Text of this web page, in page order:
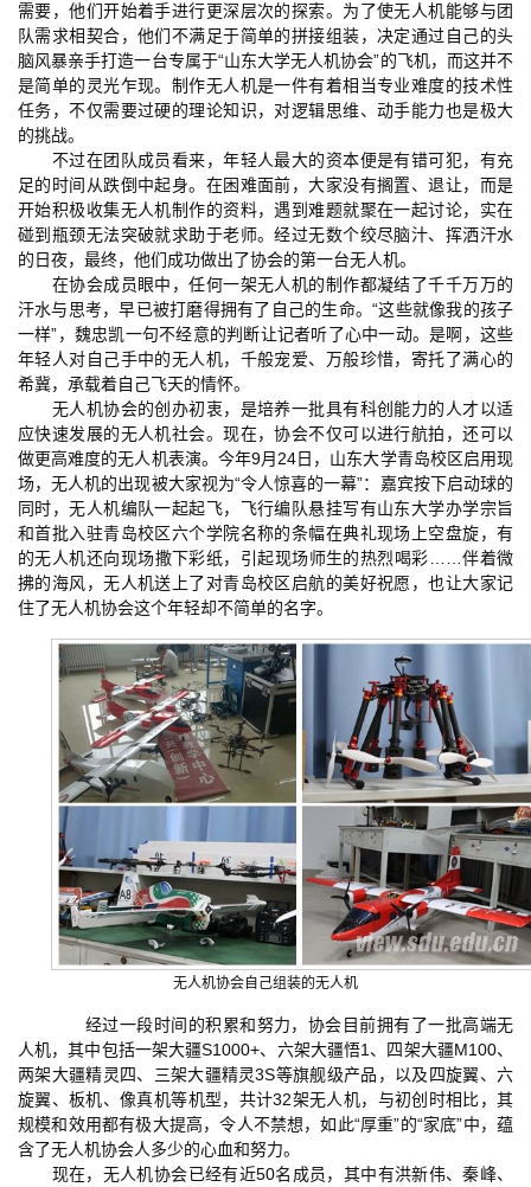
需要，他们开始着手进行更深层次的探索。为了使无人机能够与团
队需求相契合，他们不满足于简单的拼接组装，决定通过自己的头
脑风暴亲手打造一台专属于“山东大学无人机协会”的飞机，而这并不
是简单的灵光乍现。制作无人机是一件有着相当专业难度的技术性
任务，不仅需要过硬的理论知识，对逻辑思维、动手能力也是极大
的挑战。
不过在团队成员看来，年轻人最大的资本便是有错可犯，有充
足的时间从跌倒中起身。在困难面前，大家没有搁置、退让，而是
开始积极收集无人机制作的资料，遇到难题就聚在一起讨论，实在
碰到瓶颈无法突破就求助于老师。经过无数个绞尽脑汁、挥洒汗水
的日夜，最终，他们成功做出了协会的第一台无人机。
在协会成员眼中，任何一架无人机的制作都凝结了千千万万的
汗水与思考，早已被打磨得拥有了自己的生命。“这些就像我的孩子
一样”，魏忠凯一句不经意的判断让记者听了心中一动。是啊，这些
年轻人对自己手中的无人机，千般宠爱、万般珍惜，寄托了满心的
希冀，承载着自己飞天的情怀。
无人机协会的创办初衷，是培养一批具有科创能力的人才以适
应快速发展的无人机社会。现在，协会不仅可以进行航拍，还可以
做更高难度的无人机表演。今年9月24日，山东大学青岛校区启用现
场，无人机的出现被大家视为“令人惊喜的一幕”：嘉宾按下启动球的
同时，无人机编队一起起飞，飞行编队悬挂写有山东大学办学宗旨
和首批入驻青岛校区六个学院名称的条幅在典礼现场上空盘旋，有
的无人机还向现场撒下彩纸，引起现场师生的热烈喝彩……伴着微
拂的海风，无人机送上了对青岛校区启航的美好祝愿，也让大家记
住了无人机协会这个年轻却不简单的名字。
无人机协会自己组装的无人机
经过一段时间的积累和努力，协会目前拥有了一批高端无
人机，其中包括一架大疆S1000+、六架大疆悟1、四架大疆M100、
两架大疆精灵四、三架大疆精灵3S等旗舰级产品，以及四旋翼、六
旋翼、板机、像真机等机型，共计32架无人机，与初创时相比，其
规模和效用都有极大提高，令人不禁想，如此“厚重”的“家底”中，蕴
含了无人机协会人多少的心血和努力。
现在，无人机协会已经有近50名成员，其中有洪新伟、秦峰、